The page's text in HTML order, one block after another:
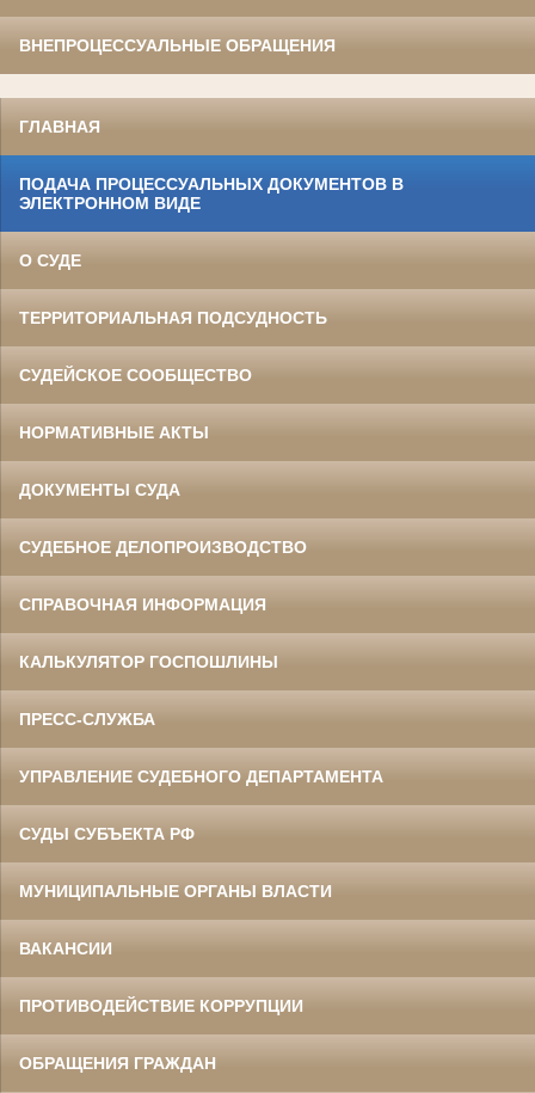
ВНЕПРОЦЕССУАЛЬНЫЕ ОБРАЩЕНИЯ
ГЛАВНАЯ
ПОДАЧА ПРОЦЕССУАЛЬНЫХ ДОКУМЕНТОВ В
ЭЛЕКТРОННОМ ВИДЕ
О СУДЕ
ТЕРРИТОРИАЛЬНАЯ ПОДСУДНОСТЬ
СУДЕЙСКОЕ СООБЩЕСТВО
НОРМАТИВНЫЕ АКТЫ
ДОКУМЕНТЫ СУДА
СУДЕБНОЕ ДЕЛОПРОИЗВОДСТВО
СПРАВОЧНАЯ ИНФОРМАЦИЯ
КАЛЬКУЛЯТОР ГОСПОШЛИНЫ
ПРЕСС-СЛУЖБА
УПРАВЛЕНИЕ СУДЕБНОГО ДЕПАРТАМЕНТА
СУДЫ СУБЪЕКТА РФ
МУНИЦИПАЛЬНЫЕ ОРГАНЫ ВЛАСТИ
ВАКАНСИИ
ПРОТИВОДЕЙСТВИЕ КОРРУПЦИИ
ОБРАЩЕНИЯ ГРАЖДАН